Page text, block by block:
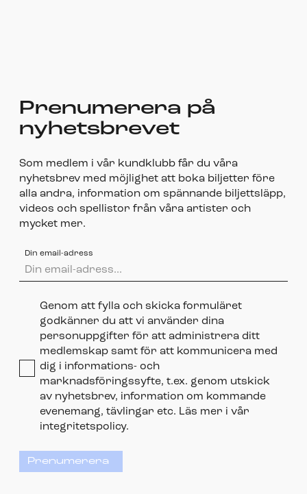
Prenumerera på
nyhetsbrevet
Som medlem i vår kundklubb får du våra
nyhetsbrev med möjlighet att boka biljetter före
alla andra, information om spännande biljettsläpp,
videos och spellistor från våra artister och
mycket mer.
Din email-adress
Genom att fylla och skicka formuläret
godkänner du att vi använder dina
personuppgifter för att administrera ditt
medlemskap samt för att kommunicera med
dig i informations- och
marknadsföringssyfte, t.ex. genom utskick
av nyhetsbrev, information om kommande
evenemang, tävlingar etc. Läs mer i vår
integritetspolicy.
Prenumerera